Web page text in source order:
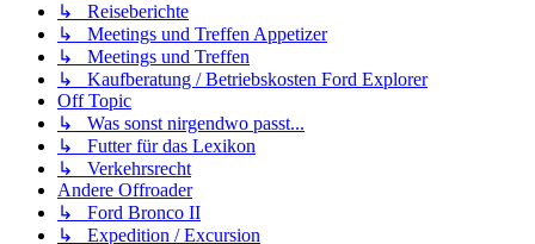
↳ Reiseberichte
↳ Meetings und Treffen Appetizer
↳ Meetings und Treffen
↳ Kaufberatung / Betriebskosten Ford Explorer
Off Topic
↳ Was sonst nirgendwo passt...
↳ Futter für das Lexikon
↳ Verkehrsrecht
Andere Offroader
↳ Ford Bronco II
↳ Expedition / Excursion